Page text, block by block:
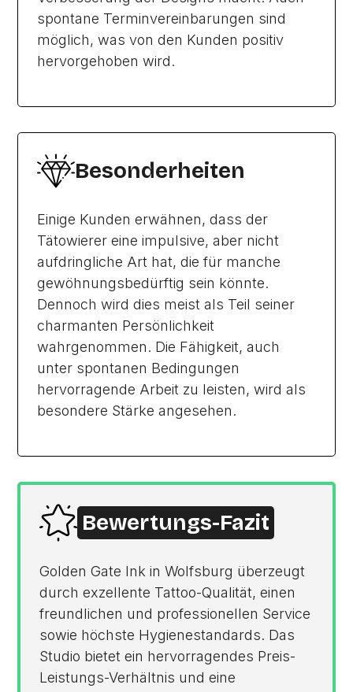
spontane Terminvereinbarungen sind
möglich, was von den Kunden positiv
hervorgehoben wird.
Besonderheiten
Einige Kunden erwähnen, dass der
Tätowierer eine impulsive, aber nicht
aufdringliche Art hat, die für manche
gewöhnungsbedürftig sein könnte.
Dennoch wird dies meist als Teil seiner
charmanten Persönlichkeit
wahrgenommen. Die Fähigkeit, auch
unter spontanen Bedingungen
hervorragende Arbeit zu leisten, wird als
besondere Stärke angesehen.
Bewertungs-Fazit
Golden Gate Ink in Wolfsburg überzeugt
durch exzellente Tattoo-Qualität, einen
freundlichen und professionellen Service
sowie höchste Hygienestandards. Das
Studio bietet ein hervorragendes Preis-
Leistungs-Verhältnis und eine